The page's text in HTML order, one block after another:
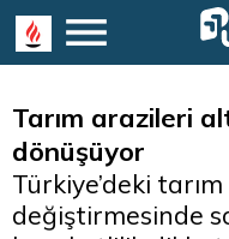
Tarım arazileri
dönüşüyor
Türkiye’deki
değiştirmesinde